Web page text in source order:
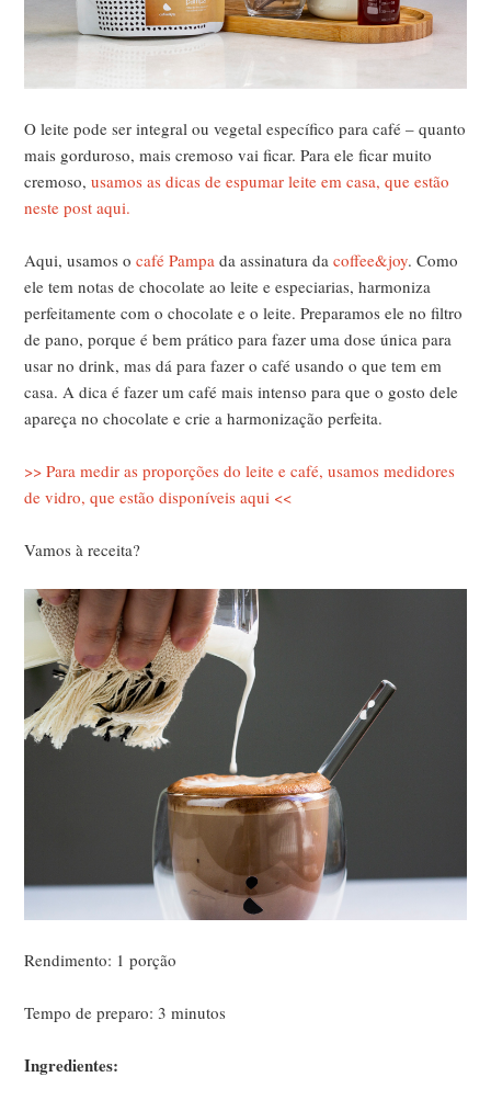
O leite pode ser integral ou vegetal específico para café – quanto
mais gorduroso, mais cremoso vai ficar. Para ele ficar muito
cremoso,usamos as dicas de espumar leite em casa, que estão
neste post aqui.
Aqui, usamos ocafé Pampa da assinatura dacoffee&joy. Como
ele tem notas de chocolate ao leite e especiarias, harmoniza
perfeitamente com o chocolate e o leite. Preparamos ele no filtro
de pano, porque é bem prático para fazer uma dose única para
usar no drink, mas dá para fazer o café usando o que tem em
casa. A dica é fazer um café mais intenso para que o gosto dele
apareça no chocolate e crie a harmonização perfeita.
>> Para medir as proporções do leite e café, usamos medidores
de vidro, que estão disponíveis aqui <<
Vamos à receita?
Rendimento: 1 porção
Tempo de preparo: 3 minutos
Ingredientes: